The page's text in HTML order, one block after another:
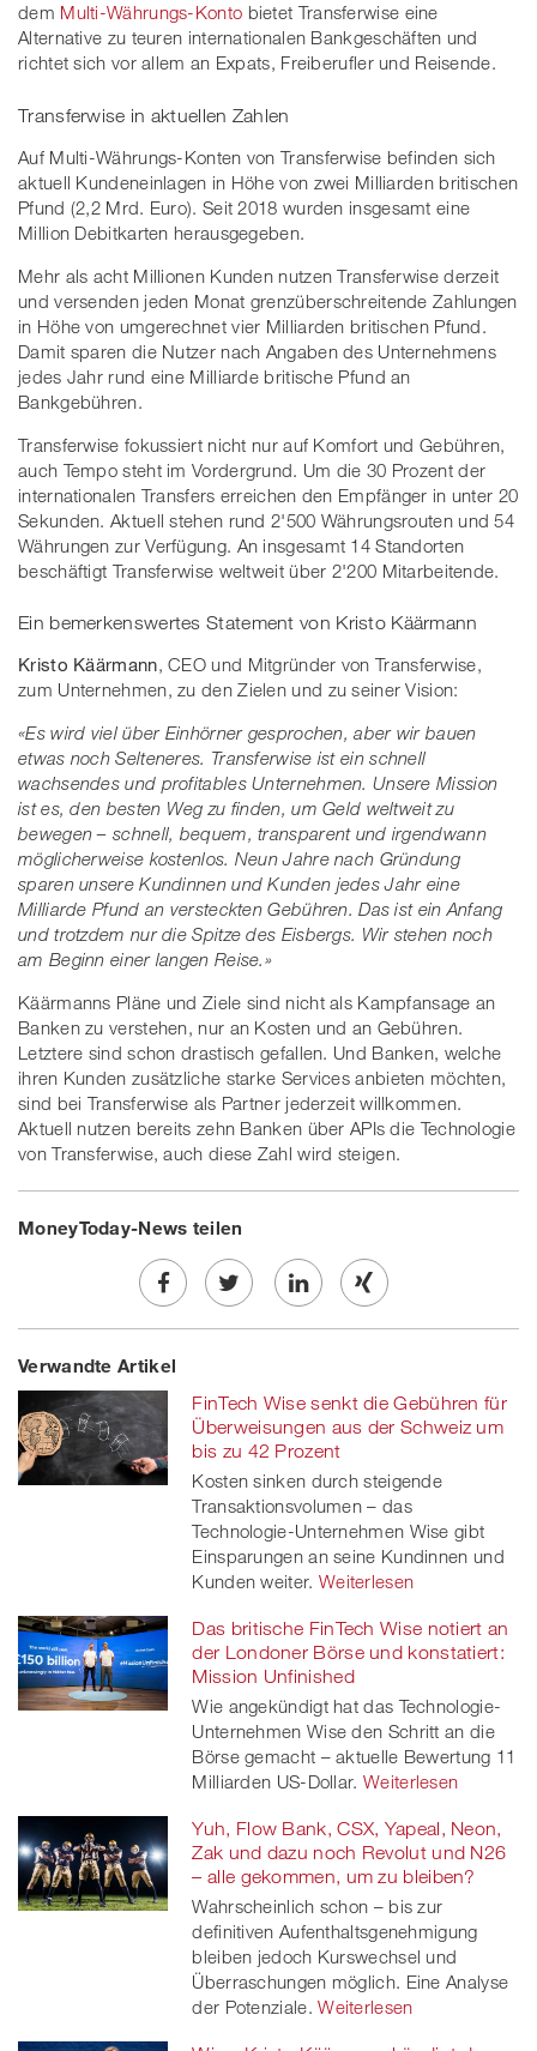
dem Multi-Währungs-Konto bietet Transferwise eine
Alternative zu teuren internationalen Bankgeschäften und
richtet sich vor allem an Expats, Freiberufler und Reisende.
Transferwise in aktuellen Zahlen
Auf Multi-Währungs-Konten von Transferwise befinden sich
aktuell Kundeneinlagen in Höhe von zwei Milliarden britischen
Pfund (2,2 Mrd. Euro). Seit 2018 wurden insgesamt eine
Million Debitkarten herausgegeben.
Mehr als acht Millionen Kunden nutzen Transferwise derzeit
und versenden jeden Monat grenzüberschreitende Zahlungen
in Höhe von umgerechnet vier Milliarden britischen Pfund.
Damit sparen die Nutzer nach Angaben des Unternehmens
jedes Jahr rund eine Milliarde britische Pfund an
Bankgebühren.
Transferwise fokussiert nicht nur auf Komfort und Gebühren,
auch Tempo steht im Vordergrund. Um die 30 Prozent der
internationalen Transfers erreichen den Empfänger in unter 20
Sekunden. Aktuell stehen rund 2'500 Währungsrouten und 54
Währungen zur Verfügung. An insgesamt 14 Standorten
beschäftigt Transferwise weltweit über 2'200 Mitarbeitende.
Ein bemerkenswertes Statement von Kristo Käärmann
Kristo Käärmann, CEO und Mitgründer von Transferwise,
zum Unternehmen, zu den Zielen und zu seiner Vision:
«Es wird viel über Einhörner gesprochen, aber wir bauen
etwas noch Selteneres. Transferwise ist ein schnell
wachsendes und profitables Unternehmen. Unsere Mission
ist es, den besten Weg zu finden, um Geld weltweit zu
bewegen – schnell, bequem, transparent und irgendwann
möglicherweise kostenlos. Neun Jahre nach Gründung
sparen unsere Kundinnen und Kunden jedes Jahr eine
Milliarde Pfund an versteckten Gebühren. Das ist ein Anfang
und trotzdem nur die Spitze des Eisbergs. Wir stehen noch
am Beginn einer langen Reise.»
Käärmanns Pläne und Ziele sind nicht als Kampfansage an
Banken zu verstehen, nur an Kosten und an Gebühren.
Letztere sind schon drastisch gefallen. Und Banken, welche
ihren Kunden zusätzliche starke Services anbieten möchten,
sind bei Transferwise als Partner jederzeit willkommen.
Aktuell nutzen bereits zehn Banken über APIs die Technologie
von Transferwise, auch diese Zahl wird steigen.
MoneyToday-News teilen
Share
on
Facebook
Twe
on
twitt
er
Share
linkedin
Share
Xing
Verwandte Artikel
FinTech Wise senkt die Gebühren für
Überweisungen aus der Schweiz um
bis zu 42 Prozent
Kosten sinken durch steigende
Transaktionsvolumen – das
Technologie-Unternehmen Wise gibt
Einsparungen an seine Kundinnen und
Kunden weiter. Weiterlesen
Das britische FinTech Wise notiert an
der Londoner Börse und konstatiert:
Mission Unfinished
Wie angekündigt hat das Technologie-
Unternehmen Wise den Schritt an die
Börse gemacht – aktuelle Bewertung 11
Milliarden US-Dollar. Weiterlesen
Yuh, Flow Bank, CSX, Yapeal, Neon,
Zak und dazu noch Revolut und N26
– alle gekommen, um zu bleiben?
Wahrscheinlich schon – bis zur
definitiven Aufenthaltsgenehmigung
bleiben jedoch Kurswechsel und
Überraschungen möglich. Eine Analyse
der Potenziale. Weiterlesen